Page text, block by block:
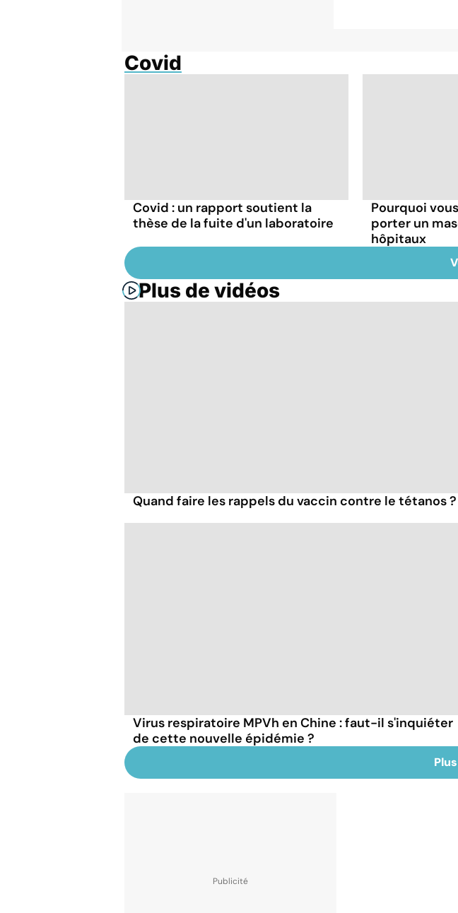
Covid
Covid : un rapport soutient la
thèse de la fuite d'un laboratoire
Pourquoi
porter un
hôpitaux
Plus de vidéos
Quand faire les rappels du vaccin contre le tétanos ?
Virus respiratoire MPVh en Chine : faut-il s'inquiéter
de cette nouvelle épidémie ?